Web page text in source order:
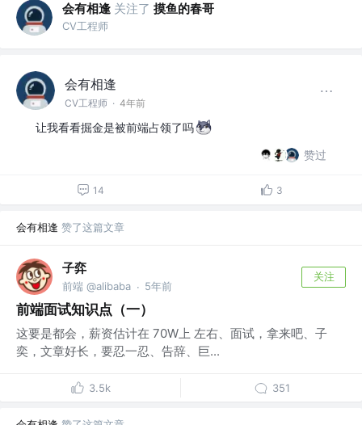
会有相逢 关注了 摸鱼的春哥
CV工程师
会有相逢
CV工程师 · 4年前
让我看看掘金是被前端占领了吗
赞过
14 3
会有相逢 赞了这篇文章
子弈
前端 @alibaba · 5年前
关注
前端面试知识点（一）
这要是都会，薪资估计在 70W上 左右、面试，拿来吧、子
奕，文章好长，要忍一忍、告辞、巨...
3.5k 351